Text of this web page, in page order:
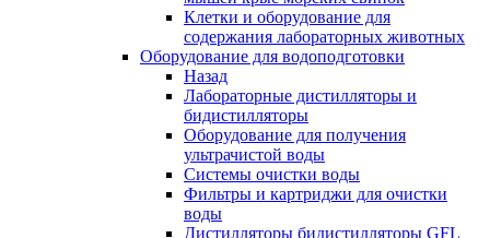
Клетки и оборудование для
содержания лабораторных животных
Оборудование для водоподготовки
Назад
Лабораторные дистилляторы и
бидистилляторы
Оборудование для получения
ультрачистой воды
Системы очистки воды
Фильтры и картриджи для очистки
воды
Дистилляторы бидистилляторы GFL